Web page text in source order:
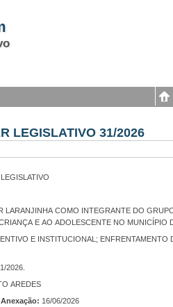
LEGISLATIVO 31/2026
E AO ADOLESCENTE NO
2026.
AREDES
Anexação: 16/06/2026